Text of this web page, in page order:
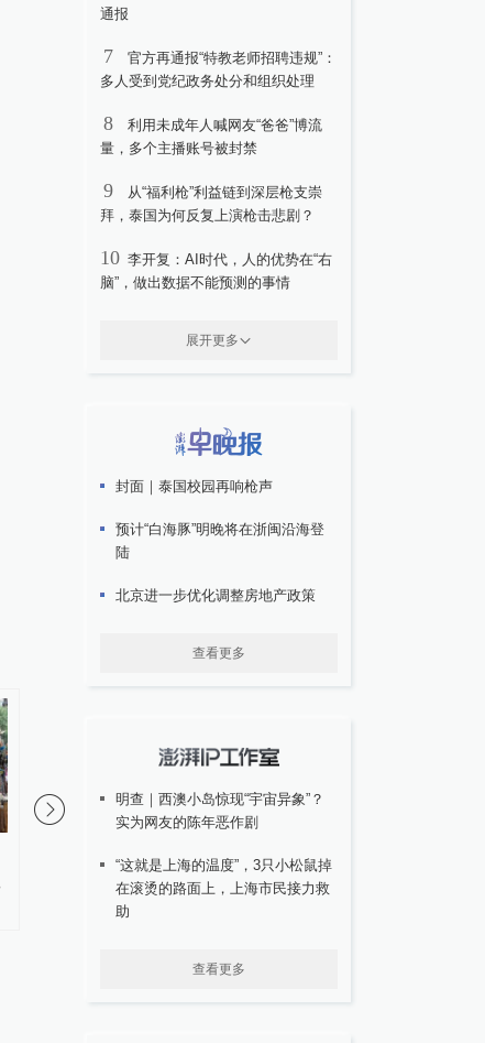
《中华读书报》刊文评菲尔兹奖
得主邓煜诗词：科学与诗心共生
相融的范本
高校任免通知引关注：
任自愿辞职，转任思政
通报
7
官方再通报“特教老师招聘违规”：
多人受到党纪政务处分和组织处理
8
利用未成年人喊网友“爸爸”博流
量，多个主播账号被封禁
9
从“福利枪”利益链到深层枪支崇
拜，泰国为何反复上演枪击悲剧？
10 李开复：AI时代，人的优势在“右
脑”，做出数据不能预测的事情
展开更多
封面｜泰国校园再响枪声
预计“白海豚”明晚将在浙闽沿海登
陆
北京进一步优化调整房地产政策
查看更多
明查｜西澳小岛惊现“宇宙异象”？
实为网友的陈年恶作剧
“这就是上海的温度”，3只小松鼠掉
在滚烫的路面上，上海市民接力救
助
查看更多